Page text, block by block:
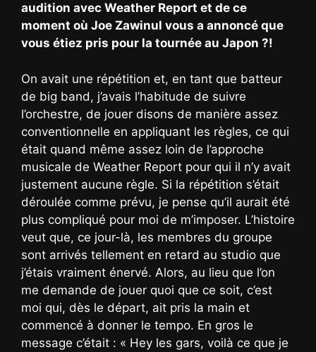
audition avec Weather Report et de ce
moment où Joe Zawinul vous a annoncé que
vous étiez pris pour la tournée au Japon ?!
On avait une répétition et, en tant que batteur
de big band, j’avais l’habitude de suivre
l’orchestre, de jouer disons de manière assez
conventionnelle en appliquant les règles, ce qui
était quand même assez loin de l’approche
musicale de Weather Report pour qui il n’y avait
justement aucune règle. Si la répétition s’était
déroulée comme prévu, je pense qu’il aurait été
plus compliqué pour moi de m’imposer. L’histoire
veut que, ce jour-là, les membres du groupe
sont arrivés tellement en retard au studio que
j’étais vraiment énervé. Alors, au lieu que l’on
me demande de jouer quoi que ce soit, c’est
moi qui, dès le départ, ait pris la main et
commencé à donner le tempo. En gros le
message c’était : « Hey les gars, voilà ce que je